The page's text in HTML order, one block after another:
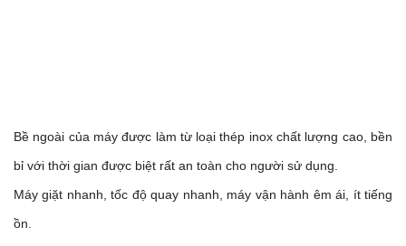
Bề ngoài của máy được làm từ loại thép inox chất lượng cao, bền
bỉ với thời gian được biệt rất an toàn cho người sử dụng.
Máy giặt nhanh, tốc độ quay nhanh, máy vận hành êm ái, ít tiếng
ồn.